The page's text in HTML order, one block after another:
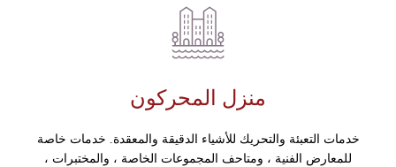
منزل المحركون
خدمات التعبئة والتحريك للأشياء الدقيقة والمعقدة. خدمات خاصة
للمعارض الفنية ، ومتاحف المجموعات الخاصة ، والمختبرات ،